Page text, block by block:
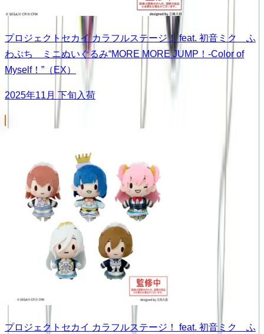
プロジェクトセカイ カラフルステージ！ feat. 初音ミク ふ
わぷち ミニぬいぐるみ“MORE MORE JUMP！-Color of
Myself！”（EX）
2025年11月 下旬入荷
プロジェクトセカイ カラフルステージ！ feat. 初音ミク ふ